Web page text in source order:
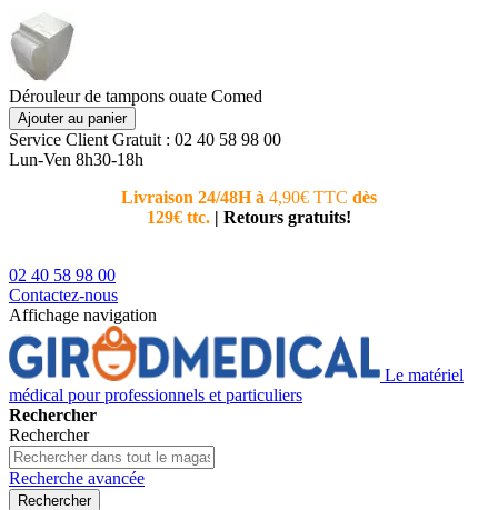
Dérouleur de tampons ouate Comed
Ajouter au panier
Service Client Gratuit : 02 40 58 98 00
Lun-Ven 8h30-18h
Livraison 24/48H à 4,90€ TTC dès
129€ ttc. | Retours gratuits!
02 40 58 98 00
Contactez-nous
Affichage navigation
Le matériel
médical pour professionnels et particuliers
Rechercher
Rechercher
Recherche avancée
Rechercher